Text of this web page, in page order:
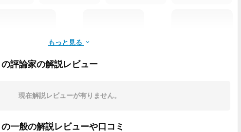
役：Doctor Hunts
役：Seth
もっと見る
の評論家の解説レビュー
現在解説レビューが有りません。
の一般の解説レビューや口コミ